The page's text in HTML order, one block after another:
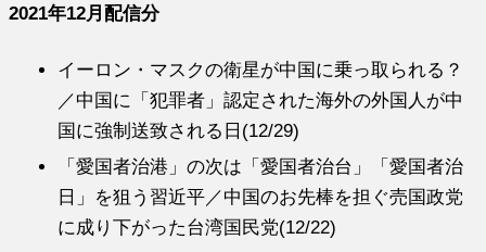
2021年12月配信分
イーロン・マスクの衛星が中国に乗っ取られる？
／中国に「犯罪者」認定された海外の外国人が中
国に強制送致される日(12/29)
「愛国者治港」の次は「愛国者治台」「愛国者治
日」を狙う習近平／中国のお先棒を担ぐ売国政党
に成り下がった台湾国民党(12/22)